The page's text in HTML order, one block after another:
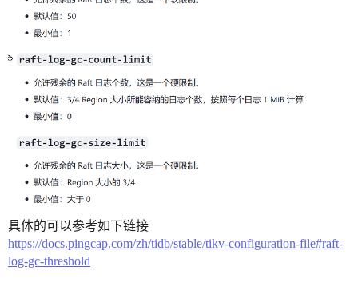
具体的可以参考如下链接
https://docs.pingcap.com/zh/tidb/stable/tikv-configuration-file#raft-
log-gc-threshold